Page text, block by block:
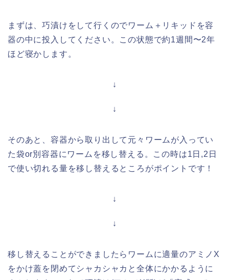
まずは、巧漬けをして行くのでワーム＋リキッドを容
器の中に投入してください。この状態で約1週間〜2年
ほど寝かします。
↓
↓
そのあと、容器から取り出して元々ワームが入ってい
た袋or別容器にワームを移し替える。この時は1日,2日
で使い切れる量を移し替えるところがポイントです！
↓
↓
移し替えることができましたらワームに適量のアミノX
をかけ蓋を閉めてシャカシャカと全体にかかるように